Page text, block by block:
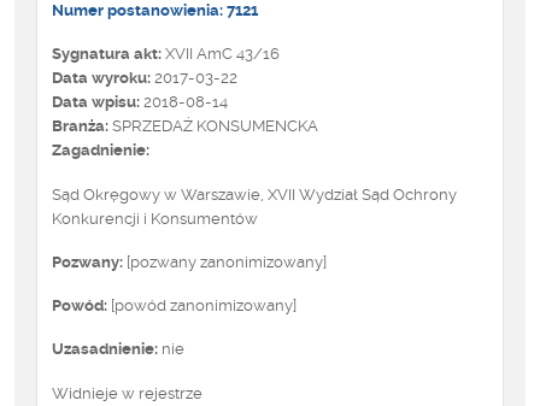
Numer postanowienia: 7121
Sygnatura akt: XVII AmC 43/16
Data wyroku: 2017-03-22
Data wpisu: 2018-08-14
Branża: SPRZEDAŻ KONSUMENCKA
Zagadnienie:
Sąd Okręgowy w Warszawie, XVII Wydział Sąd Ochrony
Konkurencji i Konsumentów
Pozwany: [pozwany zanonimizowany]
Powód: [powód zanonimizowany]
Uzasadnienie: nie
Widnieje w rejestrze